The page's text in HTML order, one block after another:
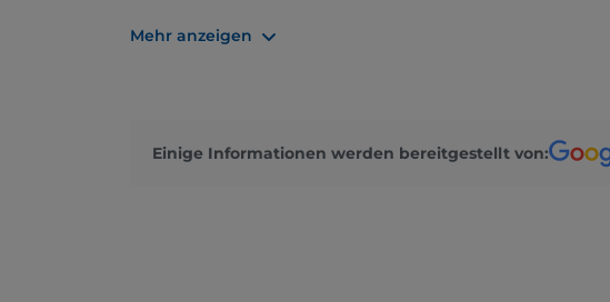
daran, dass sich unter anderem Giorgio De Chirico,
51. Hier waren
Mastroianni, Vittorio Gassman, Nino Manfredi, aber
Mehr anzeigen
Einige Informationen werden bereitgestellt von: